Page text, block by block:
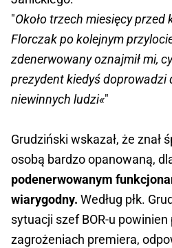
"Około trzech miesięcy
Florczak po kolejnym
zdenerwowany oznajmił mi,
prezydent kiedyś doprowadzi
niewinnych ludzi«"
Grudziński wskazał, że znał
osobą bardzo opanowaną,
podenerwowanym
wiarygodny. Według płk.
sytuacji szef BOR-u
zagrożeniach premiera,